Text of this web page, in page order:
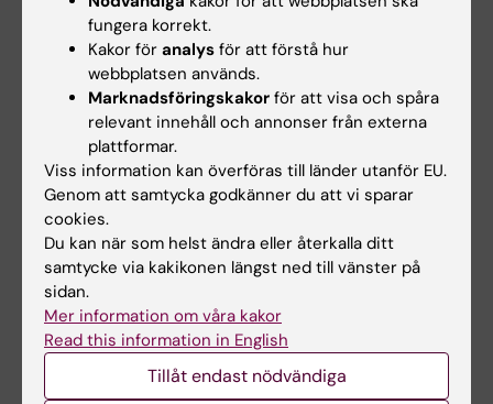
är ordförande för den Nationella
arbetsgruppen för prevention mot
livmoderhalscancer (NACx) som stödjer
implementering, utvärdering och samordning
av screeningprogrammet för
livmoderhalscancer, samt ansvarar för det
nationella vårdprogrammet för
livmoderhalscancerscreening. Från 2024-
2026 var jag ordförande för International
Cancer Screening Network.
Forskningsområden:
fungera korrekt.
Kakor för analys för att förstå hur
webbplatsen används.
Marknadsföringskakor för att visa och spåra
relevant innehåll och annonser från externa
plattformar.
Viss information kan överföras till länder utanför EU.
Genom att samtycka godkänner du att vi sparar
cookies.
Du kan när som helst ändra eller återkalla ditt
samtycke via kakikonen längst ned till vänster på
sidan.
Mer information om våra kakor
Read this information in English
Tillåt endast nödvändiga